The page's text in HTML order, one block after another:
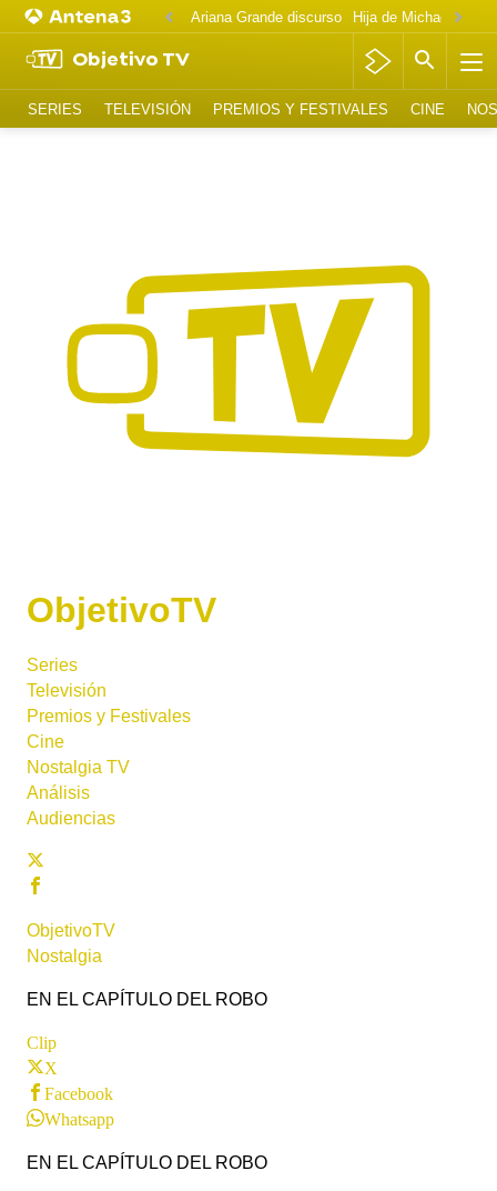
Ariana Grande discurso
Objetivo TV
SERIES TELEVISIÓN PREMIOS Y FESTIVALES CINE
ObjetivoTV
Series
Televisión
Premios y Festivales
Cine
Nostalgia TV
Análisis
Audiencias
ObjetivoTV
Nostalgia
EN EL CAPÍTULO DEL ROBO
Clip
X
Facebook
Whatsapp
EN EL CAPÍTULO DEL ROBO